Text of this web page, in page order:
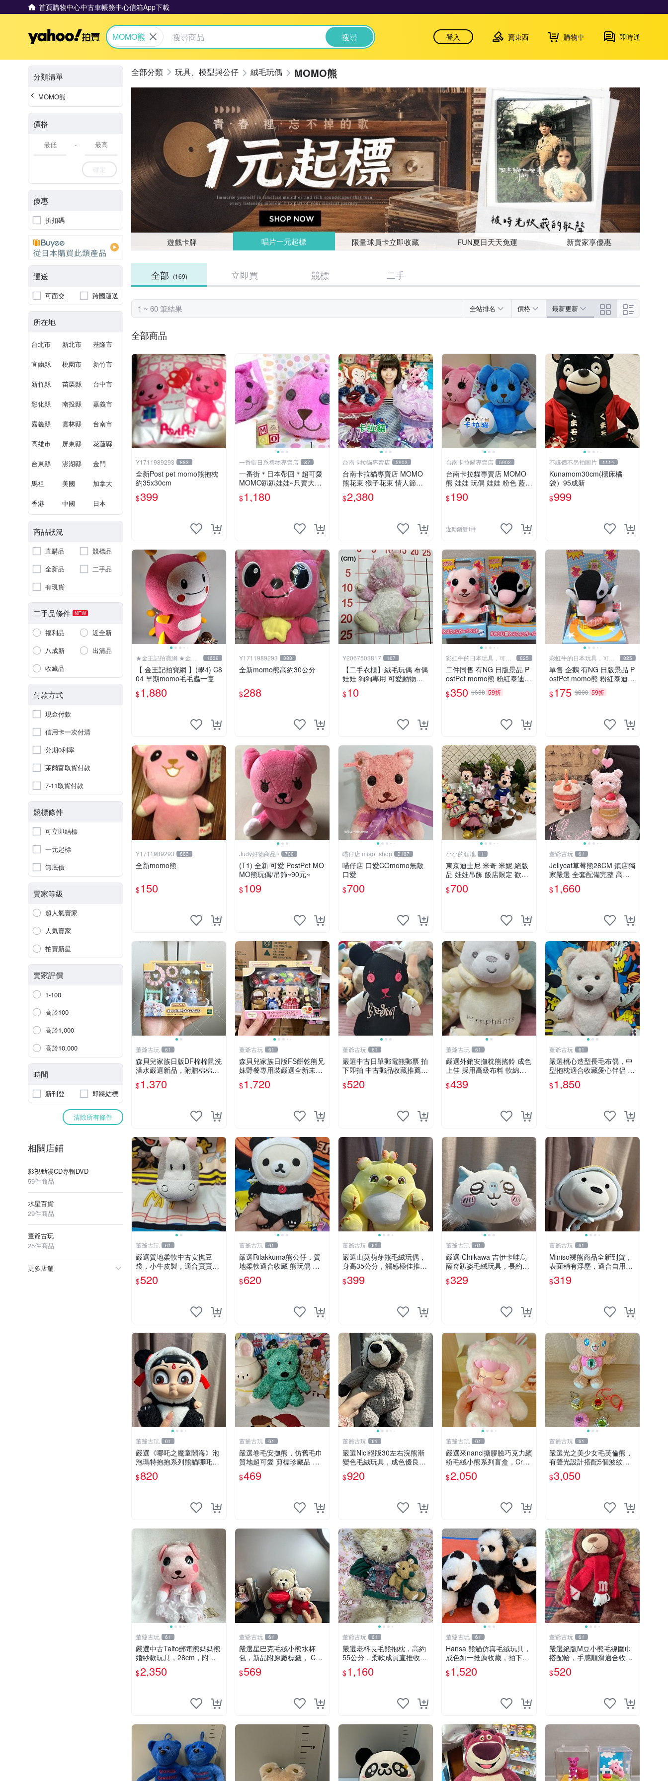
首頁購物中心中古車帳務中心信箱App下載
Yahoo拍賣
MOMO熊 搜尋 登入 賣東西 購物車 即時通
分類清單
MOMO熊
價格
-
確定
優惠
折扣碼
運送
可面交 跨國運送
所在地
台北市 新北市 基隆市
宜蘭縣 桃園市 新竹市
新竹縣 苗栗縣 台中市
彰化縣 南投縣 嘉義市
嘉義縣 雲林縣 台南市
高雄市 屏東縣 花蓮縣
台東縣 澎湖縣 金門
馬祖 美國 加拿大
香港 中國 日本
商品狀況
直購品
競標品
全新品
二手品
有現貨
二手品條件 NEW
福利品
近全新
八成新
出清品
收藏品
付款方式
現金付款
信用卡一次付清
分期0利率
萊爾富取貨付款
7-11取貨付款
競標條件
可立即結標
一元起標
無底價
賣家等級
超人氣賣家
人氣賣家
拍賣新星
賣家評價
1-100
高於100
高於1,000
高於10,000
時間
新刊登 即將結標
清除所有條件
相關店鋪
影視動漫CD專輯DVD
59件商品
水星百貨
29件商品
董爺古玩
25件商品
更多店舖
玩具、模型與公仔 絨毛玩偶 MOMO熊
遊戲卡牌 唱片一元起標 限量球員卡立即收藏 FUN夏日天天免運 新賣家享優惠
全部 (169) 立即買 競標 二手
1 ~ 60 筆結果 全站排名 價格 最新更新
全部商品
Y1711989293 883
全新Post pet momo熊抱枕
約35x30cm
$399
一番街日系禮物專賣店 87
一番街＊日本帶回＊超可愛
MOMO趴趴娃娃~只賣大隻
的1號~單隻價～生日禮物
$1,180
台南卡拉貓專賣店 5902
台南卡拉貓專賣店 MOMO
熊花束 猴子花束 情人節禮
物 二選一 可繡字 可今天寄
明天到
$2,380
台南卡拉貓專賣店 5902
台南卡拉貓專賣店 MOMO
熊 娃娃 玩偶 娃娃 粉色 藍色
2色分售
$190
近期銷量1件
不議價不另拍圖片 1114
Kunamom30cm(櫃床橘
袋）95成新
$999
★金王記拍寶網 ★金王
記拍寶趣
1639
【 金王記拍寶網 】(學4) C8
04 早期momo毛毛蟲一隻
$1,880
Y1711989293 883
全新momo熊高約30公分
$288
Y2067503817 167
【二手衣櫃】絨毛玩偶 布偶
娃娃 狗狗專用 可愛動物系
列 耐咬耐磨玩具 玩偶 粉紅
熊寵物玩具 1120929
$10
彩虹牛的日本玩具，可7
取付
825
二件同售 有NG 日版景品 P
ostPet momo熊 粉紅泰迪熊
妹妹 comomo 企鵝 娃娃 布
偶 手指頭 娃娃
$350 $600 59折
彩虹牛的日本玩具，可7
取付
825
單售 企鵝 有NG 日版景品 P
ostPet momo熊 粉紅泰迪熊
娃娃 布偶 手指頭 娃娃
$175 $300 59折
Y1711989293 883
全新momo熊
$150
Judy好物商品~ 700
(T1) 全新 可愛 PostPet MO
MO熊玩偶/吊飾~90元~
$109
喵仔店 miao_shop 3167
喵仔店 口愛COmomo無敵
口愛
$700
小小的領地 1
東京迪士尼 米奇 米妮 絕版
品 娃娃吊飾 飯店限定 歡樂
滿人間 復活節
$700
董爺古玩 61
Jellycat草莓熊28CM 鎮店獨
家嚴選 全套配備完整 高品
質收藏好物 紋章 玩具熊 定
制熊
$1,660
董爺古玩 61
森貝兒家族日版DF棉棉鼠洗
澡水嚴選新品，附贈棉棉鼠
媽媽與嬰兒及配件。-paper
盒裝，輕便設計方便攜帶。
$1,370
董爺古玩 61
森貝兒家族日版FS餅乾熊兄
妹野餐專用裝嚴選全新未開
封，包含兩組大童款紙盒
裝，適合收藏與分享。 餅乾
$1,720
董爺古玩 61
嚴選中古日單郵電熊郵票 拍
下即拍 中古郵品收藏推薦
郵票 郵電熊 日本
$520
董爺古玩 61
嚴選外銷安撫枕熊搖鈴 成色
上佳 採用高級布料 軟綿適
合收藏 安心選購 安撫枕 熊
玩具 搖鈴
$439
董爺古玩 61
嚴選桃心造型長毛布偶，中
型抱枕適合收藏愛心伴侶 桃
心抱枕 布娃娃 猛咬布偶
$1,850
董爺古玩 61
嚴選質地柔軟中古安撫豆
袋，小牛皮製，適合寶寶安
心入眠。 安撫豆袋 小牛皮
寶寶安撫
$520
董爺古玩 61
嚴選Rilakkuma熊公仔，質
地柔軟適合收藏 熊玩偶 柔
軟 公仔 收藏
$620
董爺古玩 61
嚴選山莫萌芽熊毛絨玩偶，
身高35公分，觸感極佳推薦
收藏 萌芽熊 毛絨玩偶 串珠
玩偶
$399
董爺古玩 61
嚴選 Chiikawa 吉伊卡哇烏
薩奇趴姿毛絨玩具，長約30
cm，質地超軟適合收藏 烏
薩奇 Chiikawa 毛絨 超軟
$329
董爺古玩 61
Miniso裸熊商品全新到貨，
表面稍有浮塵，適合自用收
藏嚴選款。 裸熊 商品 裸熊
玩偶
$319
董爺古玩 61
嚴選《哪吒之魔童鬧海》泡
泡瑪特抱抱系列熊貓哪吒搪
膠臉毛絨， STATE：如圖顯
示 哪吒 毛絨公仔 泡泡瑪特
$820
董爺古玩 61
嚴選卷毛安撫熊，仿舊毛巾
質地超可愛 剪標珍藏品 老
式毛巾質地 安撫熊 款式
$469
董爺古玩 61
嚴選Nici絕版30左右浣熊漸
變色毛絨玩具，成色優良伴
隨原廠牌標 浣熊 玩具 毛絨
$920
董爺古玩 61
嚴選來nanci搪膠臉巧克力繽
紛毛絨小熊系列盲盒，Crea
my櫻花巧藝盲盒 隱藏款Cre
amy櫻花巧藝 嬰熊盲盒娃娃
$2,050
董爺古玩 61
嚴選光之美少女毛芙倫熊，
有聲光設計搭配5個波紋
石，成色完美如圖。爽快附
電池，讓愛心不打折扣。 光
$3,050
董爺古玩 61
嚴選中古Taito郵電熊媽媽熊
婚紗款玩具，28cm，附原
盒，保存極佳實拍，婚紗細
節清晰可見，偶像收藏推薦
$2,350
董爺古玩 61
嚴選星巴克毛絨小熊水杯
包，新品附原廠標籤， CO
NDITION 良好，詳情請參閱
商品圖片。 星巴克 毛絨小
$569
董爺古玩 61
嚴選老料長毛熊抱枕，高約
55公分，柔軟成員直推收藏
長毛熊 柔軟熊抱枕 55公分
$1,160
董爺古玩 61
Hansa 熊貓仿真毛絨玩具，
成色如一推薦收藏，拍下無
疑心 熊貓 毛絨玩具 收藏
$1,520
董爺古玩 61
嚴選絕版M豆小熊毛線圍巾
搭配帢，手感順滑適合收藏
絕版M豆小熊、圍巾、毛線
帢 經典好搭
$520